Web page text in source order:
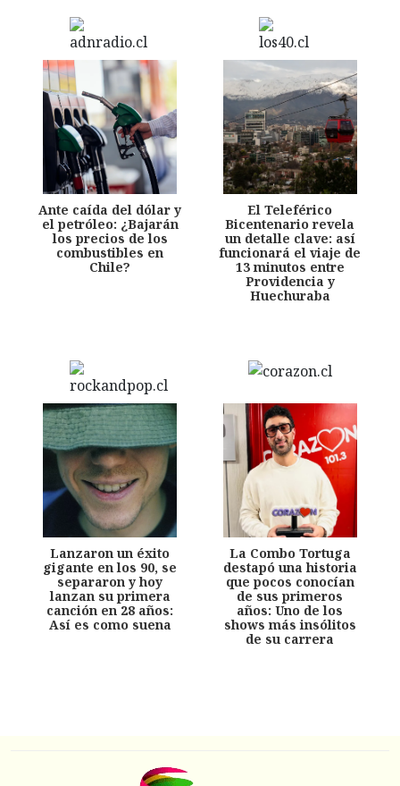
Ante caída del dólar y
el petróleo: ¿Bajarán
los precios de los
combustibles en
Chile?
El Teleférico
Bicentenario revela
un detalle clave: así
funcionará el viaje de
13 minutos entre
Providencia y
Huechuraba
Lanzaron un éxito
gigante en los 90, se
separaron y hoy
lanzan su primera
canción en 28 años:
Así es como suena
La Combo Tortuga
destapó una historia
que pocos conocían
de sus primeros
años: Uno de los
shows más insólitos
de su carrera